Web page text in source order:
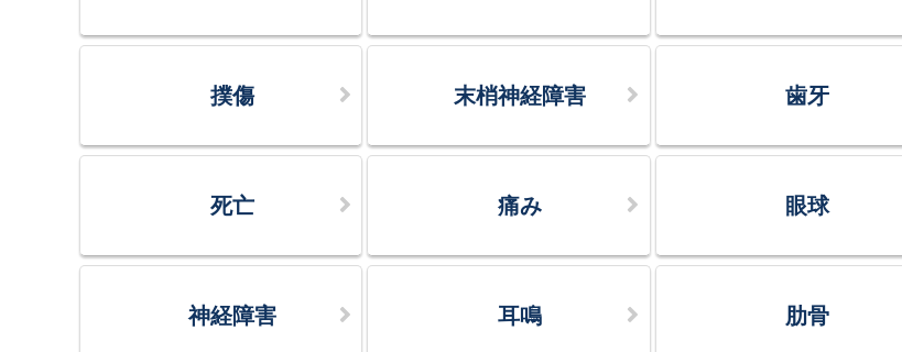
撲傷 末梢神経障害 歯牙
死亡 痛み 眼球
神経障害 耳鳴 肋骨